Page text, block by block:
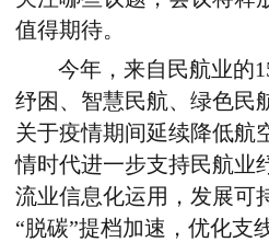
值得期待。
今年，来自民航业的
纾困、智慧民航、绿色民
关于疫情期间延续降低航
情时代进一步支持民航业
流业信息化运用，发展可
“脱碳”提档加速，优化支